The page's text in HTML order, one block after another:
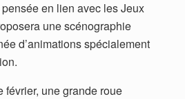
en lien avec les Jeux
une scénographie
d’animations spécialement
février, une grande roue